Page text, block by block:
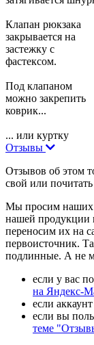
Клапан рюкзака
закрывается на
застежку с
фастексом.
Под клапаном
можно закрепить
коврик...
... или куртку
Отзывы
Отзывов об этом
свой или
Мы просим наших
нашей продукции
переносим их на
первоисточник.
подлинные. А не
если у вас
на Яндекс-
если
если вы
теме